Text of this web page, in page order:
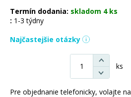
Termín dodania: skladom 4 ks
: 1-3 týdny
Najčastejšie otázky
ks
Pre objednanie telefonicky, volajte na